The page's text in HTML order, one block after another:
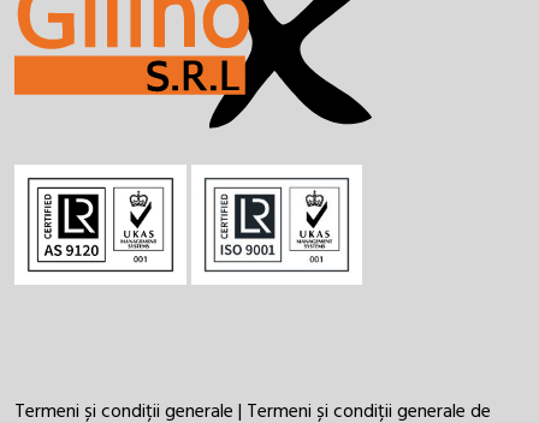
Termeni și condiții generale| Termeni și condiții generale de